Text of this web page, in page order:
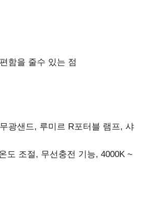
함을 줄수 있는 점
광샌드, 루미르 R포터블 램프, 샤
도 조절, 무선충전 기능, 4000K ~